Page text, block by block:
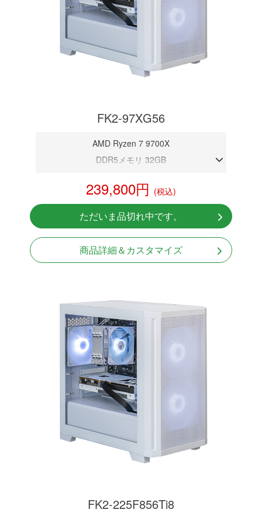
FK2-97XG56
AMD Ryzen 7 9700X
DDR5メモリ 32GB
NVMeSSD 1TB
Windows11 Home 64bit
239,800円 (税込)
ただいま品切れ中です。
商品詳細＆カスタマイズ
FK2-225F856Ti8